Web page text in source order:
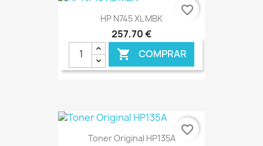
€ ONLINE
HP N745 XL MBK
257,70 €
 COMPRAR
€ ONLINE
favorite_border
Toner Original HP135A
favorite_border